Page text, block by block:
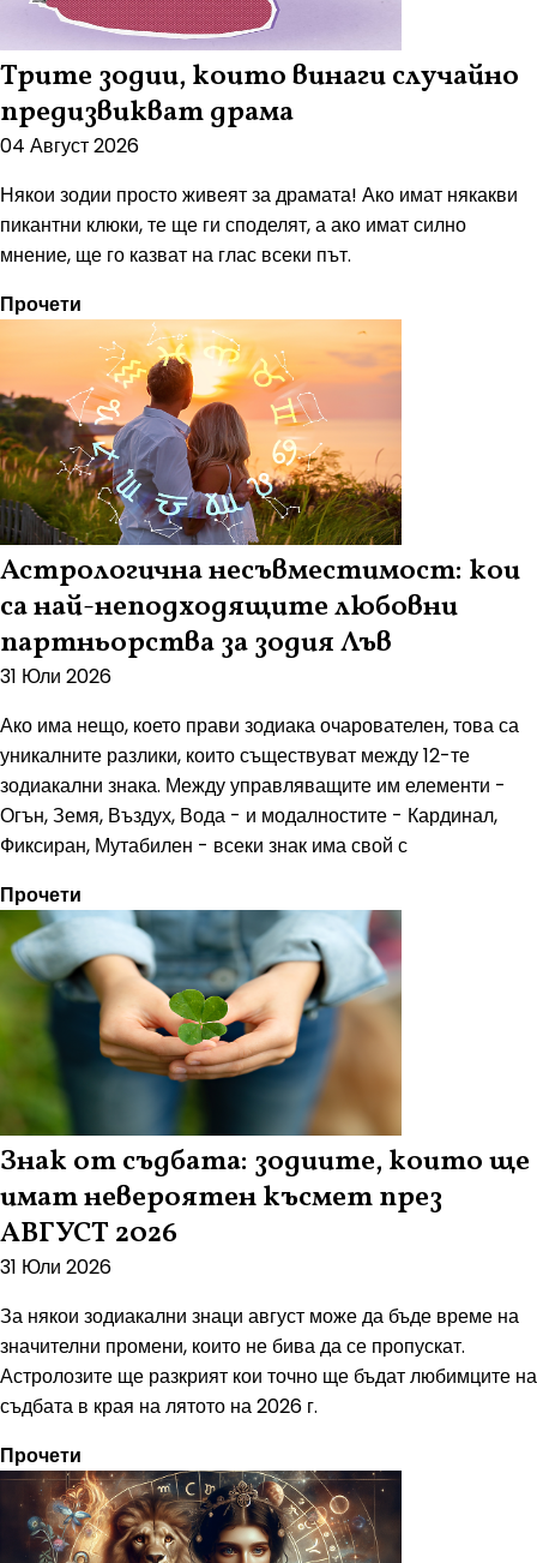
Трите зодии, които винаги случайно
предизвикват драма
04 Август 2026
Някои зодии просто живеят за драмата! Ако имат някакви
пикантни клюки, те ще ги споделят, а ако имат силно
мнение, ще го казват на глас всеки път.
Прочети
Астрологична несъвместимост: кои
са най-неподходящите любовни
партньорства за зодия Лъв
31 Юли 2026
Ако има нещо, което прави зодиака очарователен, това са
уникалните разлики, които съществуват между 12-те
зодиакални знака. Между управляващите им елементи -
Огън, Земя, Въздух, Вода - и модалностите - Кардинал,
Фиксиран, Мутабилен - всеки знак има свой с
Прочети
Знак от съдбата: зодиите, които ще
имат невероятен късмет през
АВГУСТ 2026
31 Юли 2026
За някои зодиакални знаци август може да бъде време на
значителни промени, които не бива да се пропускат.
Астролозите ще разкрият кои точно ще бъдат любимците на
съдбата в края на лятото на 2026 г.
Прочети